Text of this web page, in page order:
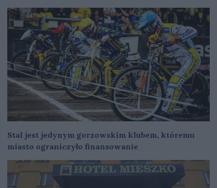
Stal jest jedynym gorzowskim klubem, któremu
miasto ograniczyło finansowanie